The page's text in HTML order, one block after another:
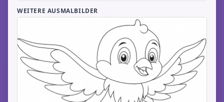
WEITERE AUSMALBILDER